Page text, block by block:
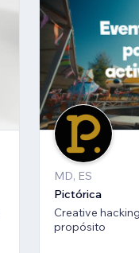
MD, ES
Pictórica
Creative
propósito